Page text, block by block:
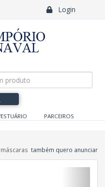
Login
PARCEIROS
também quero anunciar